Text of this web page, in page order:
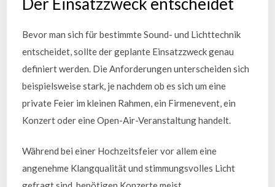
Bevor man sich für bestimmte Sound- und Lichttechnik
entscheidet, sollte der geplante Einsatzzweck genau
definiert werden. Die Anforderungen unterscheiden sich
beispielsweise stark, je nachdem ob es sich um eine
private Feier im kleinen Rahmen, ein Firmenevent, ein
Konzert oder eine Open-Air-Veranstaltung handelt.
Während bei einer Hochzeitsfeier vor allem eine
angenehme Klangqualität und stimmungsvolles Licht